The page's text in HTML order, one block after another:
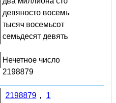
девяносто восемь
тысяч восемьсот
семьдесят девять
Нечетное число
2198879
2198879 , 1